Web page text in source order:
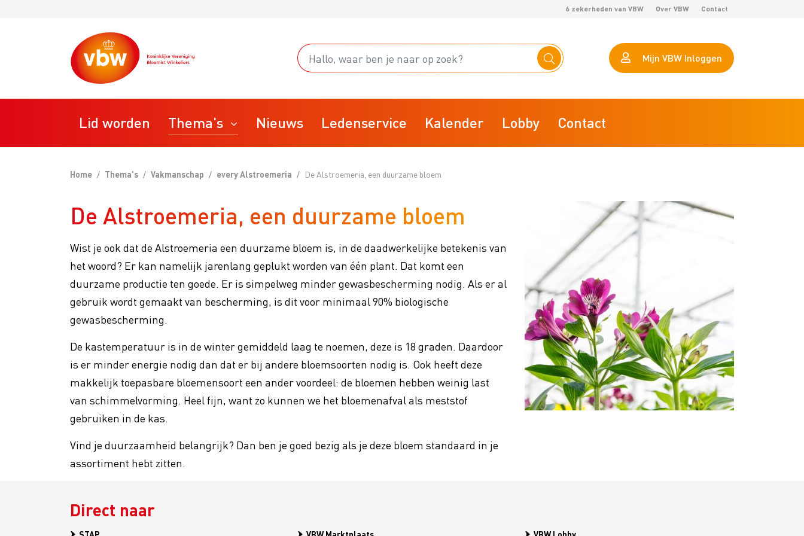
Mijn VBW Inloggen
6 zekerheden van VBW Over VBW Contact
Lid worden Thema's
Bedrijfsvoering
Stoppen
Calculator arbeidsproductiviteit
VBW Trainingsprogramma
Businessclubs
AVG VBW helpt je op weg
VBW Risk
BTW
VBW Lokaal Marktonderzoek
VBW Marktplaats
VBW Kennisdocumenten ZZP
VBW Facility Cybercrime
Ondernemersbudget
Omzet Groei - Royal FloraHolland
Verhoging btw op sierteelt
Bloemist 2030 - Geef je op voor de
nieuwe reeks!
Promotie
Vakmanschap
Duurzaamheid
Nieuws Ledenservice Kalender Lobby Contact
Home Thema's Vakmanschap every Alstroemeria De Alstroemeria, een duurzame bloem
De Alstroemeria, een duurzame bloem
Wist je ook dat de Alstroemeria een duurzame bloem is, in de daadwerkelijke betekenis van
het woord? Er kan namelijk jarenlang geplukt worden van één plant. Dat komt een
duurzame productie ten goede. Er is simpelweg minder gewasbescherming nodig. Als er al
gebruik wordt gemaakt van bescherming, is dit voor minimaal 90% biologische
gewasbescherming.
De kastemperatuur is in de winter gemiddeld laag te noemen, deze is 18 graden. Daardoor
is er minder energie nodig dan dat er bij andere bloemsoorten nodig is. Ook heeft deze
makkelijk toepasbare bloemensoort een ander voordeel: de bloemen hebben weinig last
van schimmelvorming. Heel fijn, want zo kunnen we het bloemenafval als meststof
gebruiken in de kas.
Vind je duurzaamheid belangrijk? Dan ben je goed bezig als je deze bloem standaard in je
assortiment hebt zitten.
Direct naar